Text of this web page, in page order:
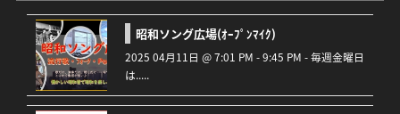
昭和ソング広場(ｵｰﾌﾟﾝﾏｲｸ)
2025 04月11日 @ 7:01 PM - 9:45 PM - 毎週金曜日
は.....